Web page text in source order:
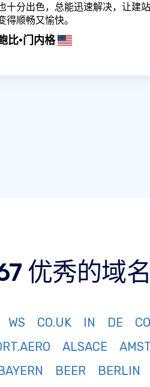
十分出色，总能迅速解决，让建
得顺畅又愉快。
比·门内格
优秀的域
WS CO.UK IN DE
ALSACE
BEER BERLIN